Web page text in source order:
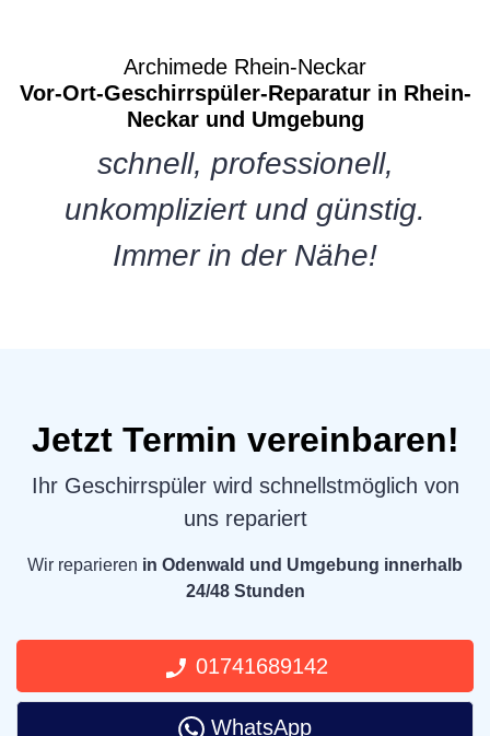
Archimede Rhein-Neckar
Vor-Ort-Geschirrspüler-Reparatur in Rhein-
Neckar und Umgebung
schnell, professionell,
unkompliziert und günstig.
Immer in der Nähe!
Jetzt Termin vereinbaren!
Ihr Geschirrspüler wird schnellstmöglich von
uns repariert
Wir reparieren in Odenwald und Umgebung innerhalb
24/48 Stunden
01741689142
WhatsApp